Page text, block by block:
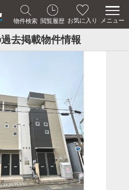
物件検索 閲覧履歴 お気に入り メニュー
去掲載物件情報